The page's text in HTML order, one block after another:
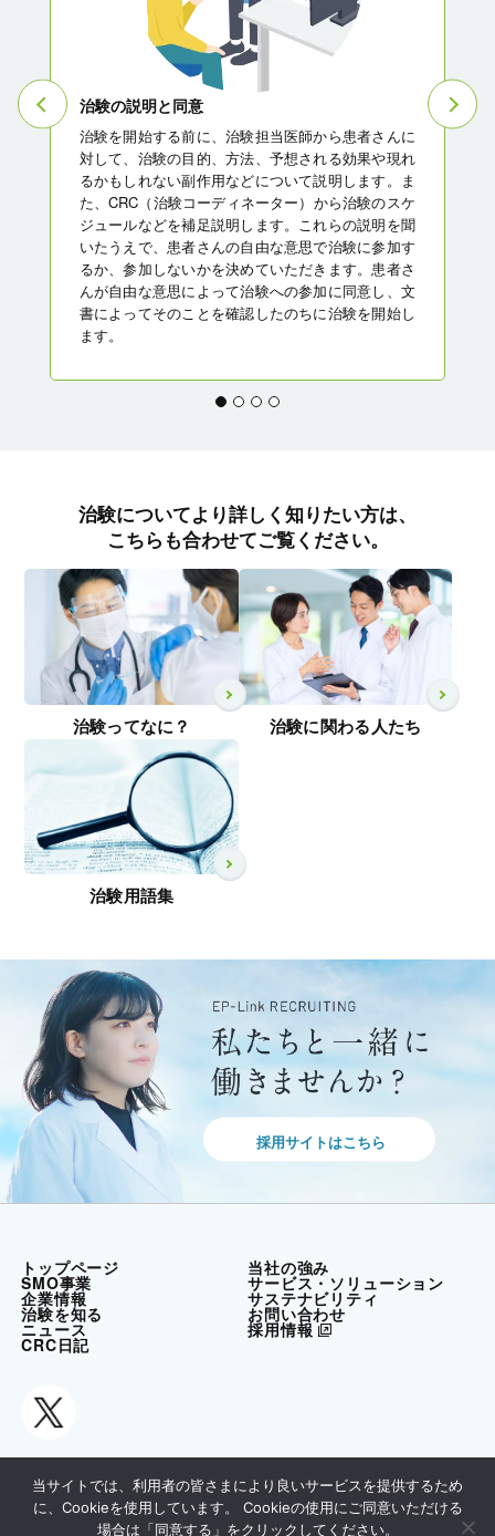
治験の説明と同意
治験を開始する前に、治験担当医師から患者さんに
対して、治験の目的、方法、予想される効果や現れ
るかもしれない副作用などについて説明します。ま
た、CRC（治験コーディネーター）から治験のスケ
ジュールなどを補足説明します。これらの説明を聞
いたうえで、患者さんの自由な意思で治験に参加す
るか、参加しないかを決めていただきます。患者さ
んが自由な意思によって治験への参加に同意し、文
書によってそのことを確認したのちに治験を開始し
ます。
治
治験についてより詳しく知りたい方は、
こちらも合わせてご覧ください。
治験ってなに？ 治験に関わる人たち
治験用語集
採用サイトはこちら
トップページ 当社の強み
SMO事業 サービス・ソリューション
企業情報 サステナビリティ
治験を知る お問い合わせ
ニュース 採用情報
CRC日記
ご利用方法 個人情報保護方針
当サイトでは、利用者の皆さまにより良いサービスを提供するため
に、Cookieを使用しています。 Cookieの使用にご同意いただける
場合は「同意する」をクリックしてください。